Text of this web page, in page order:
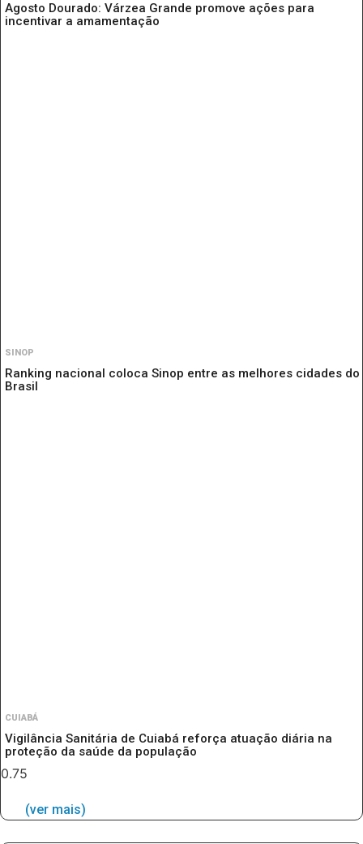
Agosto Dourado: Várzea Grande promove ações para
incentivar a amamentação
SINOP
Ranking nacional coloca Sinop entre as melhores cidades do
Brasil
CUIABÁ
Vigilância Sanitária de Cuiabá reforça atuação diária na
proteção da saúde da população
(ver mais)